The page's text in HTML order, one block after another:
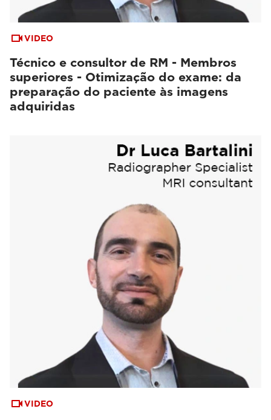
VIDEO
Técnico e consultor de RM - Membros
superiores - Otimização do exame: da
preparação do paciente às imagens
adquiridas
VIDEO